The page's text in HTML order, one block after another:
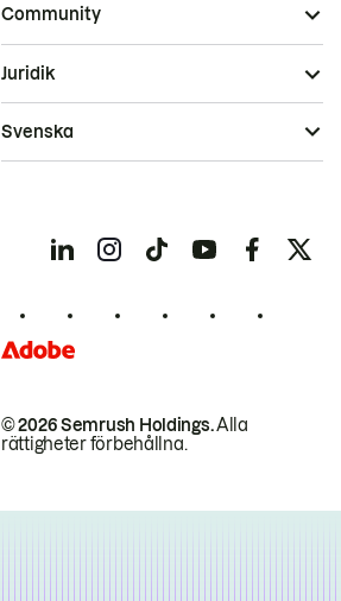
Community
© 2026 Semrush Holdings.Alla
rättigheter förbehållna.
Juridik
Svenska